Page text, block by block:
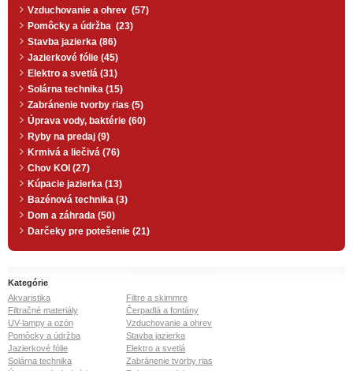
Vzduchovanie a ohrev (57)
Pomôcky a údržba (23)
Stavba jazierka (86)
Jazierkové fólie (45)
Elektro a svetlá (31)
Solárna technika (15)
Zabránenie tvorby rias (5)
Úprava vody, baktérie (60)
Ryby na predaj (9)
Krmivá a liečivá (76)
Chov KOI (27)
Kúpacie jazierka (13)
Bazénová technika (3)
Dom a záhrada (50)
Darčeky pre potešenie (21)
Kategórie
Akvaristika
Filtre a skimmre
Filtračné materiály
Čerpadlá a fontány
UV-lampy a ozón
Vzduchovanie a ohrev
Pomôcky a údržba
Stavba jazierka
Jazierkové fólie
Elektro a svetlá
Solárna technika
Zabránenie tvorby rias